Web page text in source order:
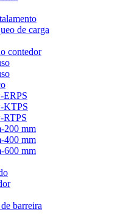
de carga
contedor
ERPS
KTPS
RTPS
200 mm
400 mm
600 mm
barreira